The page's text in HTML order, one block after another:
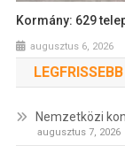
Kormány: 629
augusztus 6, 2026
Nemzetközi
augusztus 7, 2026